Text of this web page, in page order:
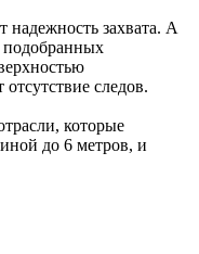
захвата. А
подобранных
следов.
которые
до 6 метров, и